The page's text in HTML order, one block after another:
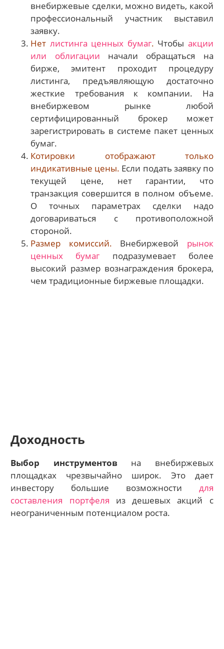
внебиржевые сделки, можно видеть, какой
профессиональный участник выставил
заявку.
Нет листинга ценных бумаг. Чтобы акции
или облигации начали обращаться на
бирже, эмитент проходит процедуру
листинга, предъявляющую достаточно
жесткие требования к компании. На
внебиржевом рынке любой
сертифицированный брокер может
зарегистрировать в системе пакет ценных
бумаг.
Котировки отображают только
индикативные цены. Если подать заявку по
текущей цене, нет гарантии, что
транзакция совершится в полном объеме.
О точных параметрах сделки надо
договариваться с противоположной
стороной.
Размер комиссий. Внебиржевой рынок
ценных бумаг подразумевает более
высокий размер вознаграждения брокера,
чем традиционные биржевые площадки.
Доходность
Выбор инструментов на внебиржевых
площадках чрезвычайно широк. Это дает
инвестору большие возможности для
составления портфеля из дешевых акций с
неограниченным потенциалом роста.